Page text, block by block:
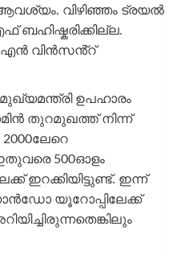
വിഴിഞ്ഞം ട്രയൽ
ബഹിഷ്കരിക്കില്ല.
എൻ വിൻസൻ്റ്
ഉപഹാരം
തുറമുഖത്ത് നിന്ന്
500ഓളം
ഇറക്കിയിട്ടുണ്ട്. ഇന്ന്
യൂറോപ്പിലേക്ക്